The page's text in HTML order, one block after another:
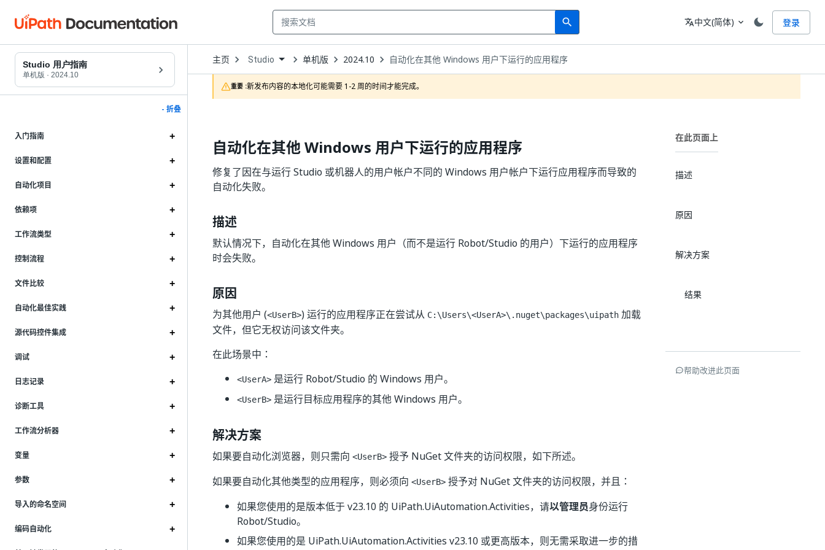
search
Search 语言
translate中文(简体) expand_more 登录
Studio 用户指南
单机版 · 2024.10
- 折叠
入门指南
设置和配置
自动化项目
依赖项
工作流类型
控制流程
文件比较
自动化最佳实践
源代码控件集成
调试
日志记录
诊断工具
工作流分析器
变量
参数
导入的命名空间
编码自动化
主页 Open
Dropdown
to
choose
product
Studio 单机版 2024.10 自动化在其他 Windows 用户下运行的应用程序
重要 :新发布内容的本地化可能需要 1-2 周的时间才能完成。
自动化在其他 Windows 用户下运行的应用程序
修复了因在与运行 Studio 或机器人的用户帐户不同的 Windows 用户帐户下运行应用程序而导致的
自动化失败。
描述
默认情况下，自动化在其他 Windows 用户（而不是运行 Robot/Studio 的用户）下运行的应用程序
时会失败。
原因
为其他用户 (<UserB>) 运行的应用程序正在尝试从 C:\Users\<UserA>\.nuget\packages\uipath 加载
文件，但它无权访问该文件夹。
在此场景中：
<UserA> 是运行 Robot/Studio 的 Windows 用户。
<UserB> 是运行目标应用程序的其他 Windows 用户。
解决方案
如果要自动化浏览器，则只需向 <UserB> 授予 NuGet 文件夹的访问权限，如下所述。
如果要自动化其他类型的应用程序，则必须向 <UserB> 授予对 NuGet 文件夹的访问权限，并且：
如果您使用的是版本低于 v23.10 的 UiPath.UiAutomation.Activities，请以管理员身份运行
Robot/Studio。
如果您使用的是 UiPath.UiAutomation.Activities v23.10 或更高版本，则无需采取进一步的措
在此页面上
描述
原因
解决方案
结果
帮助改进此页面